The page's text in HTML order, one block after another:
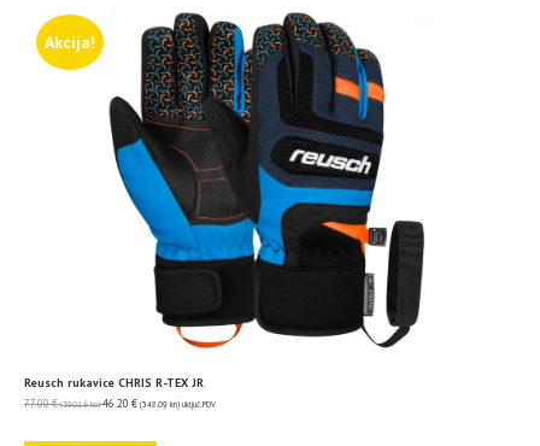
Akcija!
Reusch rukavice CHRIS R-TEX JR
77.00€ (580.16 kn) 46.20 € (348.09 kn) uključ. PDV